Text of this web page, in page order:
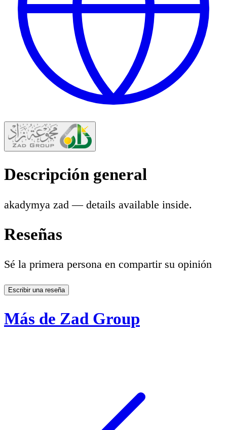
Descripción general
akadymya zad — details available inside.
Reseñas
Sé la primera persona en compartir su opinión
Escribir una reseña
Más de Zad Group